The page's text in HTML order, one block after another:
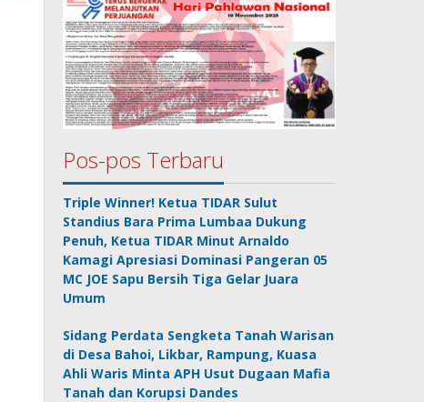
Pos-pos Terbaru
Triple Winner! Ketua TIDAR Sulut
Standius Bara Prima Lumbaa Dukung
Penuh, Ketua TIDAR Minut Arnaldo
Kamagi Apresiasi Dominasi Pangeran 05
MC JOE Sapu Bersih Tiga Gelar Juara
Umum
Sidang Perdata Sengketa Tanah Warisan
di Desa Bahoi, Likbar, Rampung, Kuasa
Ahli Waris Minta APH Usut Dugaan Mafia
Tanah dan Korupsi Dandes